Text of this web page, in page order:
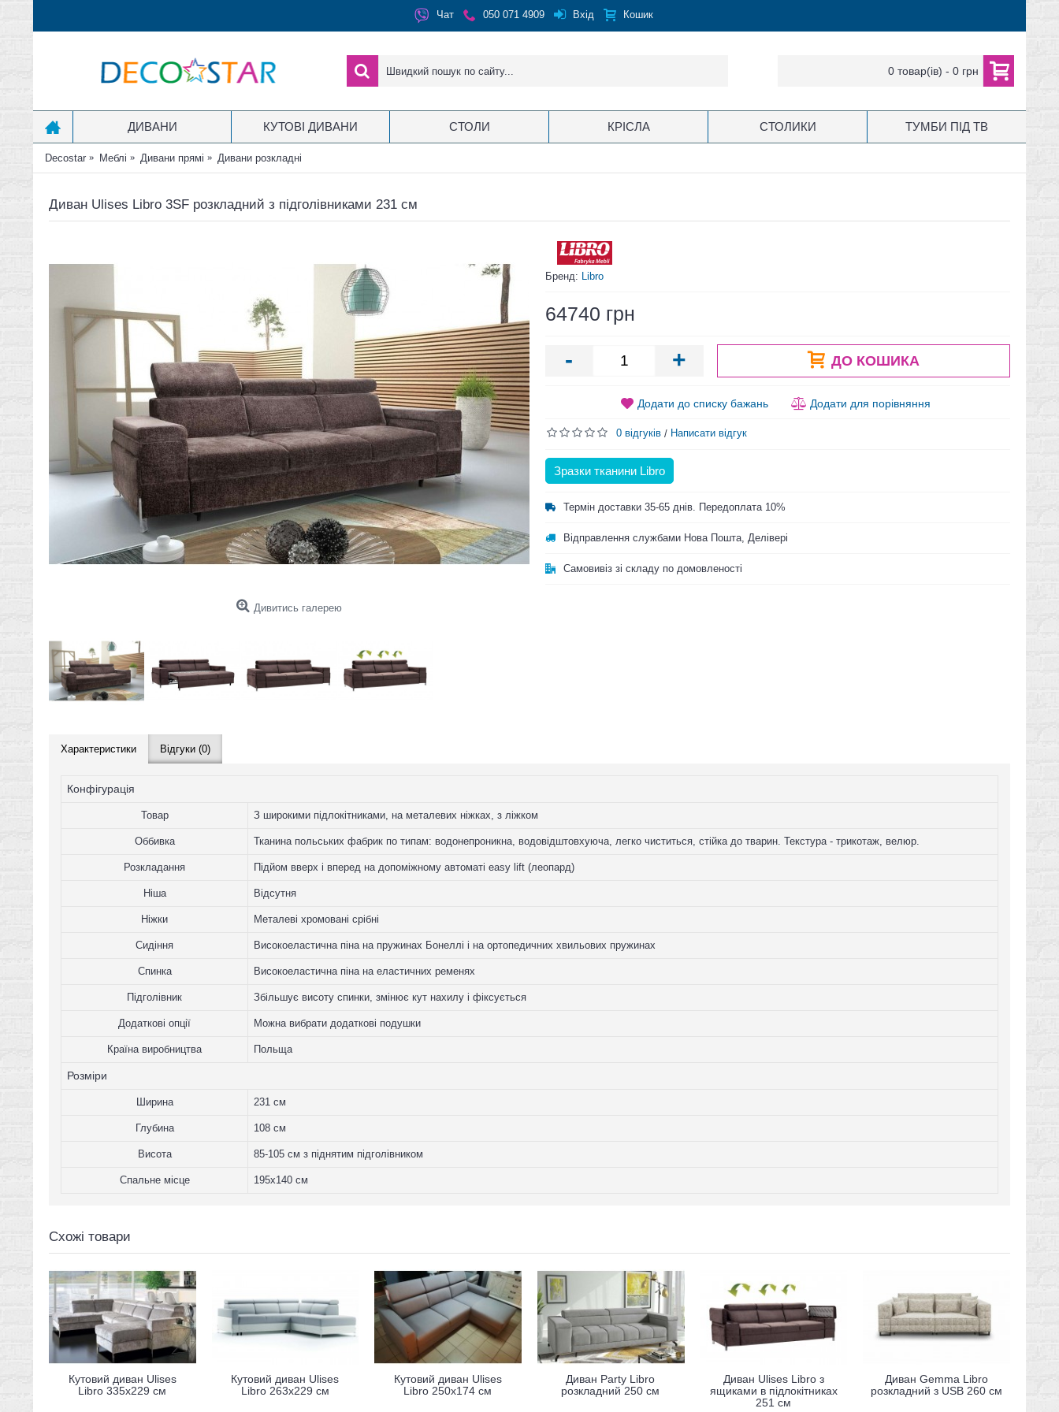
Чат 050 071 4909 Вхід Кошик
0 товар(ів) - 0 грн
ДИВАНИ КУТОВІ ДИВАНИ СТОЛИ КРІСЛА СТОЛИКИ ТУМБИ ПІД ТВ
Decostar Меблі Дивани прямі Дивани розкладні
Диван Ulises Libro 3SF розкладний з підголівниками 231 см
Дивитись галерею
Бренд: Libro
64740 грн
- + ДО КОШИКА
Додати до списку бажань Додати для порівняння
0 відгуків / Написати відгук
Зразки тканини Libro
Термін доставки 35-65 днів. Передоплата 10%
Відправлення службами Нова Пошта, Делівері
Самовивіз зі складу по домовленості
Характеристики Відгуки (0)
Конфігурація
Товар З широкими підлокітниками, на металевих ніжках, з ліжком
Оббивка Тканина польських фабрик по типам: водонепроникна, водовідштовхуюча, легко чиститься, стійка до тварин. Текстура - трикотаж, велюр.
Розкладання Підйом вверх і вперед на допоміжному автоматі easy lift (леопард)
Ніша Відсутня
Ніжки Металеві хромовані срібні
Сидіння Високоеластична піна на пружинах Бонеллі і на ортопедичних хвильових пружинах
Спинка Високоеластична піна на еластичних ременях
Підголівник Збільшує висоту спинки, змінює кут нахилу і фіксується
Додаткові опції Можна вибрати додаткові подушки
Країна виробництва Польща
Розміри
Ширина 231 см
Глубина 108 см
Висота 85-105 см з піднятим підголівником
Спальне місце 195x140 см
Схожі товари
Кутовий диван Ulises
Libro 335x229 см
Кутовий диван Ulises
Libro 263x229 см
Кутовий диван Ulises
Libro 250x174 см
Диван Party Libro
розкладний 250 см
Диван Ulises Libro з
ящиками в підлокітниках
251 см
Диван Gemma Libro
розкладний з USB 260 см